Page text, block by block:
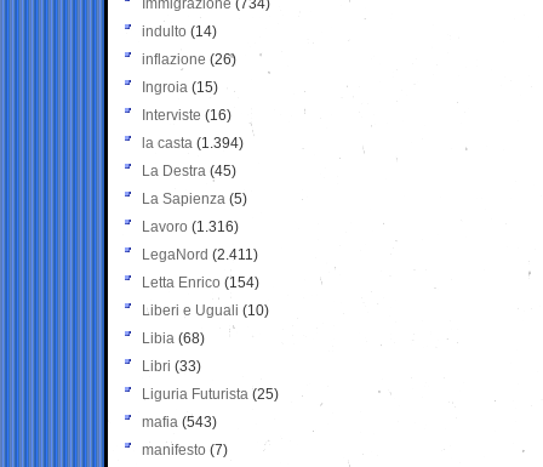
Immigrazione (734)
indulto (14)
inflazione (26)
Ingroia (15)
Interviste (16)
la casta (1.394)
La Destra (45)
La Sapienza (5)
Lavoro (1.316)
LegaNord (2.411)
Letta Enrico (154)
Liberi e Uguali (10)
Libia (68)
Libri (33)
Liguria Futurista (25)
mafia (543)
manifesto (7)